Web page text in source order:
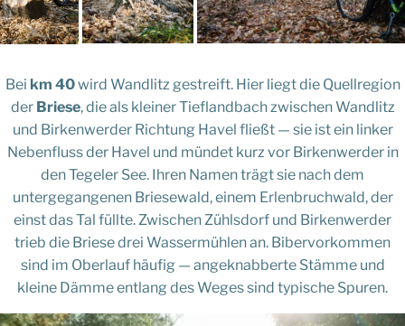
Bei km 40wird Wandlitz gestreift. Hier liegt die Quellregion
der Briese, die als kleiner Tieflandbach zwischen Wandlitz
und Birkenwerder Richtung Havel fließt — sie ist ein linker
Nebenfluss der Havel und mündet kurz vor Birkenwerder in
den Tegeler See. Ihren Namen trägt sie nach dem
untergegangenen Briesewald, einem Erlenbruchwald, der
einst das Tal füllte. Zwischen Zühlsdorf und Birkenwerder
trieb die Briese drei Wassermühlen an. Bibervorkommen
sind im Oberlauf häufig — angeknabberte Stämme und
kleine Dämme entlang des Weges sind typische Spuren.